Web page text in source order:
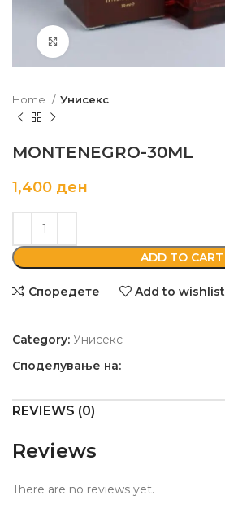
Home Унисекс
MONTENEGRO-30ML
1,400 ден
ADD TO CART
Споредете Add to wishlist
Category: Унисекс
Споделување на:
REVIEWS (0)
Reviews
There are no reviews yet.